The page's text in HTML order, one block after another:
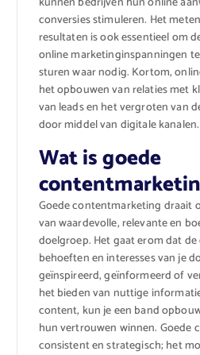
conversies stimuleren. Het
resultaten is ook essentieel om
online marketinginspanningen
sturen waar nodig. Kortom,
het opbouwen van relaties met
van leads en het vergroten van
door middel van digitale kanalen.
Wat is goede
Goede contentmarketing draait
van waardevolle, relevante en
doelgroep. Het gaat erom dat
behoeften en interesses van je
geïnspireerd, geïnformeerd of
het bieden van nuttige
content, kun je een band
hun vertrouwen winnen. Goede
consistent en strategisch; het